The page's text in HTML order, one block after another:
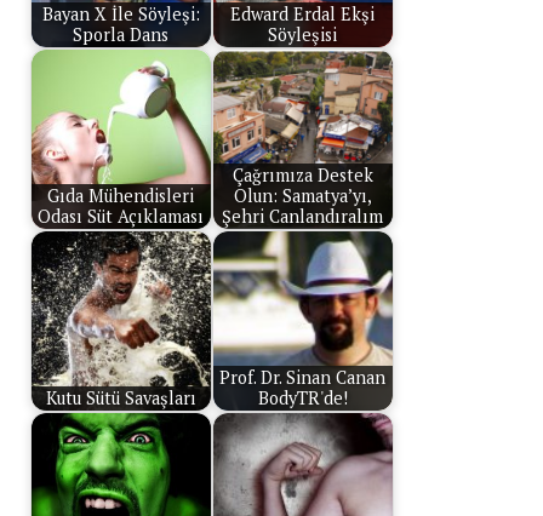
Bayan X İle Söyleşi:
Sporla Dans
Edward Erdal Ekşi
Söyleşisi
Gıda Mühendisleri
Odası Süt Açıklaması
Çağrımıza Destek
Olun: Samatya’yı,
Şehri Canlandıralım
Kutu Sütü Savaşları
Prof. Dr. Sinan Canan
BodyTR'de!